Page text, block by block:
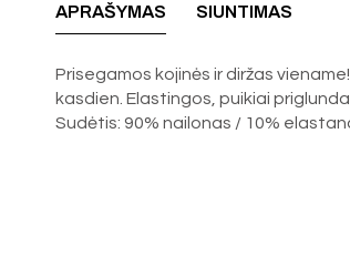
APRAŠYMAS SIUNTIMAS
Prisegamos kojinės ir diržas
kasdien. Elastingos, puikiai
Sudėtis: 90% nailonas / 10%